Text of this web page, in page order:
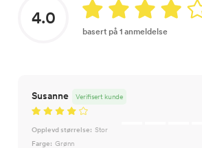
4.0
basert på 1 anmeldelse
Susanne Verifisert kunde
Opplevd størrelse: Stor
Farge: Grønn